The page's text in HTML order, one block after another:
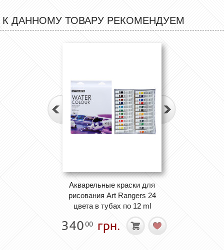
К ДАННОМУ ТОВАРУ РЕКОМЕНДУЕМ
Акварельные краски для
рисования Art Rangers 24
цвета в тубах по 12 ml
34000 грн.